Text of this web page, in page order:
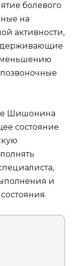
болевого
на
активности,
Шишонина
состояние
и